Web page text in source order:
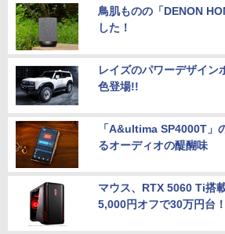
鳥肌ものの「DENON
した！
レイズのパワーデザイン
色登場!!
「A&ultima SP4000T」
るオーディオの醍醐味
マウス、RTX 5060 Ti搭
5,000円オフで30万円台！